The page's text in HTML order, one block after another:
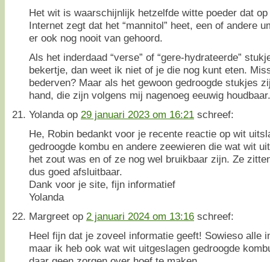
Het wit is waarschijnlijk hetzelfde witte poeder dat
Internet zegt dat het “mannitol” heet, een of andere
er ook nog nooit van gehoord.
Als het inderdaad “verse” of “gere-hydrateerde”
bekertje, dan weet ik niet of je die nog kunt eten.
bederven? Maar als het gewoon gedroogde stukjes
hand, die zijn volgens mij nagenoeg eeuwig houdbaar.
Yolanda op 29 januari 2023 om 16:21 schreef:
He, Robin bedankt voor je recente reactie op wit
gedroogde kombu en andere zeewieren die wat wit
het zout was en of ze nog wel bruikbaar zijn. Ze
dus goed afsluitbaar.
Dank voor je site, fijn informatief
Yolanda
Margreet op 2 januari 2024 om 13:16 schreef:
Heel fijn dat je zoveel informatie geeft! Sowieso alle
maar ik heb ook wat wit uitgeslagen gedroogde